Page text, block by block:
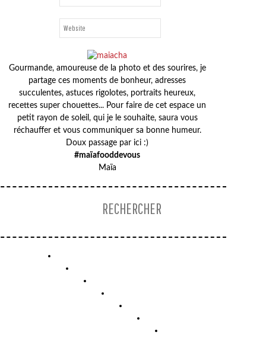
Gourmande, amoureuse de la photo et des sourires, je
partage ces moments de bonheur, adresses
succulentes, astuces rigolotes, portraits heureux,
recettes super chouettes... Pour faire de cet espace un
petit rayon de soleil, qui je le souhaite, saura vous
réchauffer et vous communiquer sa bonne humeur.
Doux passage par ici :)
#maïafooddevous
Maïa